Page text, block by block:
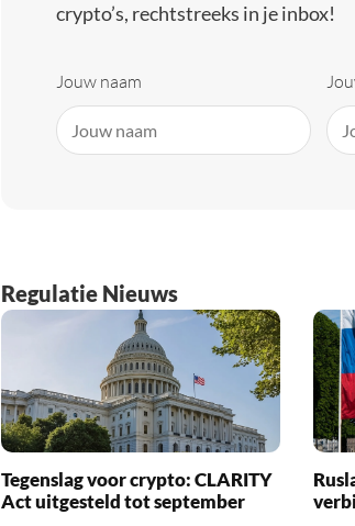
crypto’s, rechtstreeks in je inbox!
Jouw naam
Regulatie Nieuws
Tegenslag voor crypto: CLARITY
Act uitgesteld tot september